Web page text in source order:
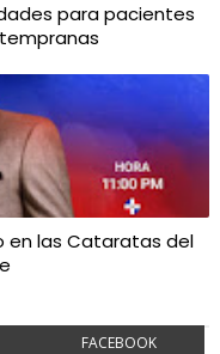
para pacientes
en las Cataratas del
FACEBOOK